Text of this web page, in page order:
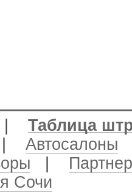
Таблица
Автосалоны
Сочи